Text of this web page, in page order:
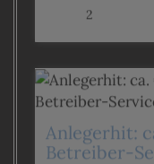
2
Anlegerhit:
Betreiber-